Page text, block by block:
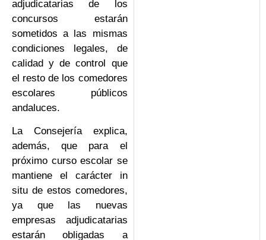
adjudicatarias de los
concursos estarán
sometidos a las mismas
condiciones legales, de
calidad y de control que
el resto de los comedores
escolares públicos
andaluces.
La Consejería explica,
además, que para el
próximo curso escolar se
mantiene el carácter in
situ de estos comedores,
ya que las nuevas
empresas adjudicatarias
estarán obligadas a